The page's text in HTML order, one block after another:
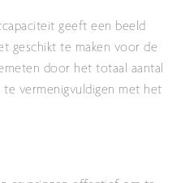
geeft een beeld
geschikt te maken voor de
door het totaal aantal
te vermenigvuldigen met het